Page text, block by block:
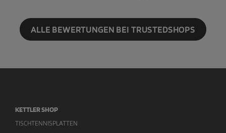
ALLE BEWERTUNGEN BEI TRUSTEDSHOPS
KETTLER SHOP
TISCHTENNISPLATTEN